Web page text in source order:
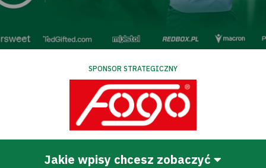
SPONSOR STRATEGICZNY
Jakie wpisy chcesz zobaczyć